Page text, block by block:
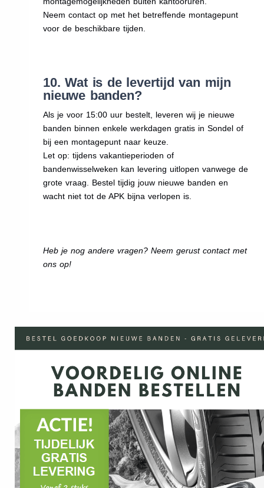
Neem contact op met het betreffende montagepunt
voor de beschikbare tijden.
10. Wat is de levertijd van mijn
nieuwe banden?
Als je voor 15:00 uur bestelt, leveren wij je nieuwe
banden binnen enkele werkdagen gratis in Sondel of
bij een montagepunt naar keuze.
Let op: tijdens vakantieperioden of
bandenwisselweken kan levering uitlopen vanwege de
grote vraag. Bestel tijdig jouw nieuwe banden en
wacht niet tot de APK bijna verlopen is.
Heb je nog andere vragen? Neem gerust contact met
ons op!